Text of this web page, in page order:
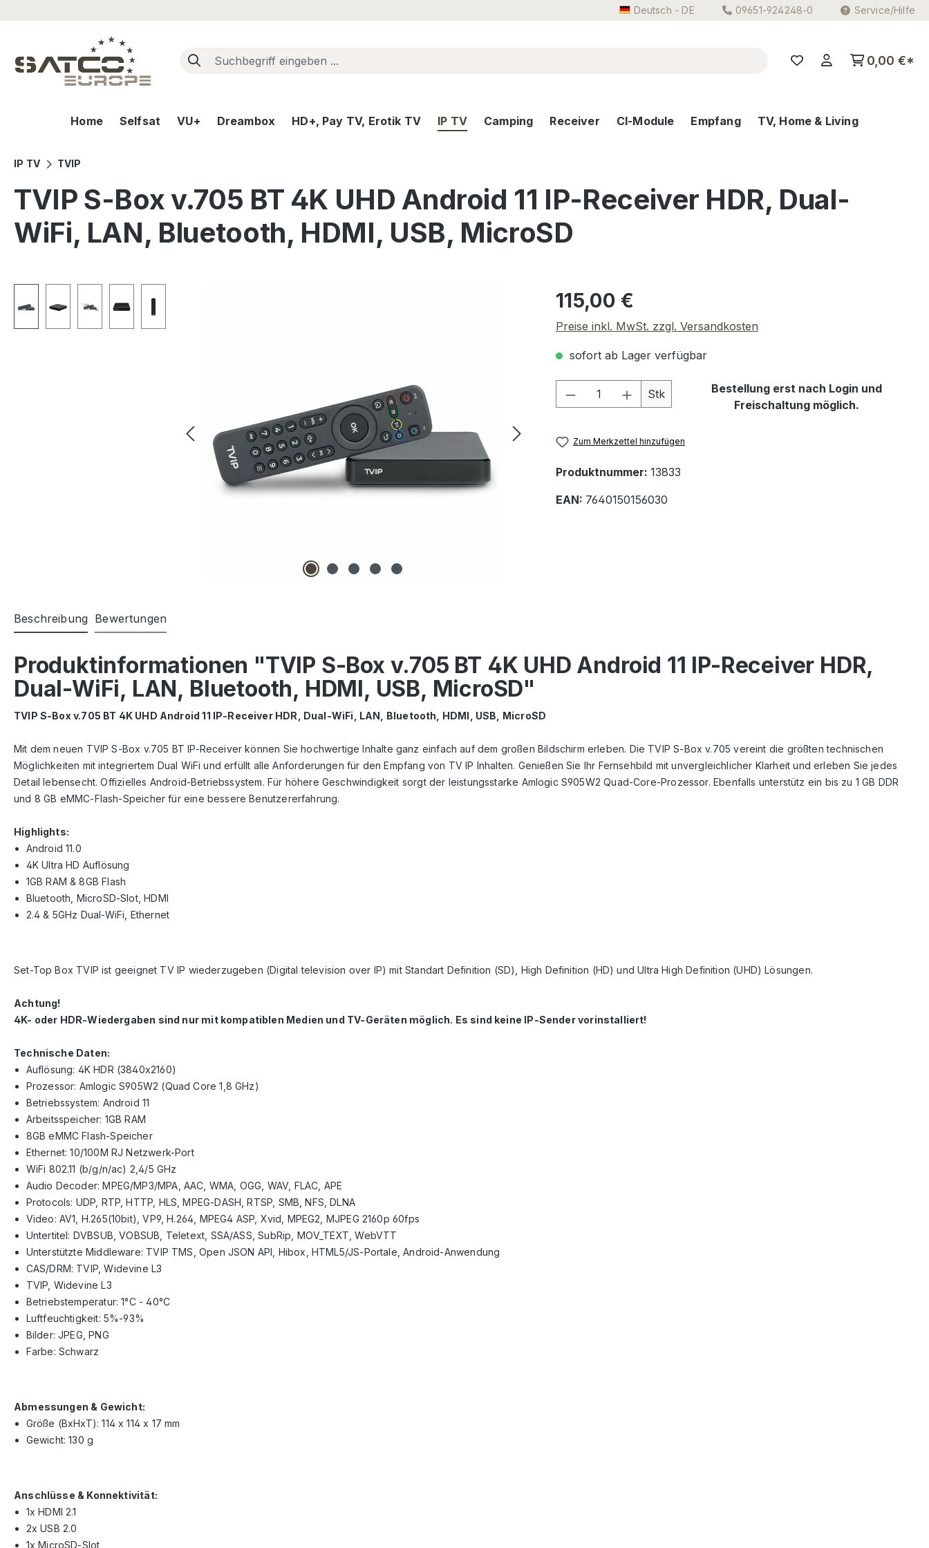
Deutsch - DE 09651-924248-0 Service/Hilfe
0,00 €*
Home Selfsat VU+ Dreambox HD+, Pay TV, Erotik TV IP TV Camping Receiver CI-Module Empfang TV, Home & Living
IP TV TVIP
TVIP S-Box v.705 BT 4K UHD Android 11 IP-Receiver HDR, Dual-
WiFi, LAN, Bluetooth, HDMI, USB, MicroSD
Regulärer Preis:
115,00 €
Preise inkl. MwSt. zzgl. Versandkosten
sofort ab Lager verfügbar
Produkt Anzahl: Gib den gewünschten Wert
Stk
Bestellung erst nach Login und
Freischaltung möglich.
Zum Merkzettel hinzufügen
Produktnummer: 13833
EAN: 7640150156030
Beschreibung Bewertungen
Produktinformationen "TVIP S-Box v.705 BT 4K UHD Android 11 IP-Receiver HDR,
Dual-WiFi, LAN, Bluetooth, HDMI, USB, MicroSD"
TVIP S-Box v.705 BT 4K UHD Android 11 IP-Receiver HDR, Dual-WiFi, LAN, Bluetooth, HDMI, USB, MicroSD
Mit dem neuen TVIP S-Box v.705 BT IP-Receiver können Sie hochwertige Inhalte ganz einfach auf dem großen Bildschirm erleben. Die TVIP S-Box v.705 vereint die größten technischen
Möglichkeiten mit integriertem Dual WiFi und erfüllt alle Anforderungen für den Empfang von TV IP Inhalten. Genießen Sie Ihr Fernsehbild mit unvergleichlicher Klarheit und erleben Sie jedes
Detail lebensecht. Offizielles Android-Betriebssystem. Für höhere Geschwindigkeit sorgt der leistungsstarke Amlogic S905W2 Quad-Core-Prozessor. Ebenfalls unterstütz ein bis zu 1 GB DDR
und 8 GB eMMC-Flash-Speicher für eine bessere Benutzererfahrung.
Highlights:
Android 11.0
4K Ultra HD Auflösung
1GB RAM & 8GB Flash
Bluetooth, MicroSD-Slot, HDMI
2.4 & 5GHz Dual-WiFi, Ethernet
Set-Top Box TVIP ist geeignet TV IP wiederzugeben (Digital television over IP) mit Standart Definition (SD), High Definition (HD) und Ultra High Definition (UHD) Lösungen.
Achtung!
4K- oder HDR-Wiedergaben sind nur mit kompatiblen Medien und TV-Geräten möglich. Es sind keine IP-Sender vorinstalliert!
Technische Daten:
Auflösung: 4K HDR (3840x2160)
Prozessor: Amlogic S905W2 (Quad Core 1,8 GHz)
Betriebssystem: Android 11
Arbeitsspeicher: 1GB RAM
8GB eMMC Flash-Speicher
Ethernet: 10/100M RJ Netzwerk-Port
WiFi 802.11 (b/g/n/ac) 2,4/5 GHz
Audio Decoder: MPEG/MP3/MPA, AAC, WMA, OGG, WAV, FLAC, APE
Protocols: UDP, RTP, HTTP, HLS, MPEG-DASH, RTSP, SMB, NFS, DLNA
Video: AV1, H.265(10bit), VP9, H.264, MPEG4 ASP, Xvid, MPEG2, MJPEG 2160p 60fps
Untertitel: DVBSUB, VOBSUB, Teletext, SSA/ASS, SubRip, MOV_TEXT, WebVTT
Unterstützte Middleware: TVIP TMS, Open JSON API, Hibox, HTML5/JS-Portale, Android-Anwendung
CAS/DRM: TVIP, Widevine L3
TVIP, Widevine L3
Betriebstemperatur: 1°C - 40°C
Luftfeuchtigkeit: 5%-93%
Bilder: JPEG, PNG
Farbe: Schwarz
Abmessungen & Gewicht:
Größe (BxHxT): 114 x 114 x 17 mm
Gewicht: 130 g
Anschlüsse & Konnektivität:
1x HDMI 2.1
2x USB 2.0
1x MicroSD-Slot